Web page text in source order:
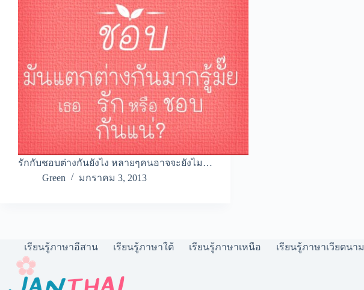
รักกับชอบต่างกันยังไง หลายๆคนอาจจะยังไม…
Green
มกราคม 3, 2013
เรียนรู้ภาษาอีสาน เรียนรู้ภาษาใต้ เรียนรู้ภาษาเหนือ เรียนรู้ภาษาเวียดนาม